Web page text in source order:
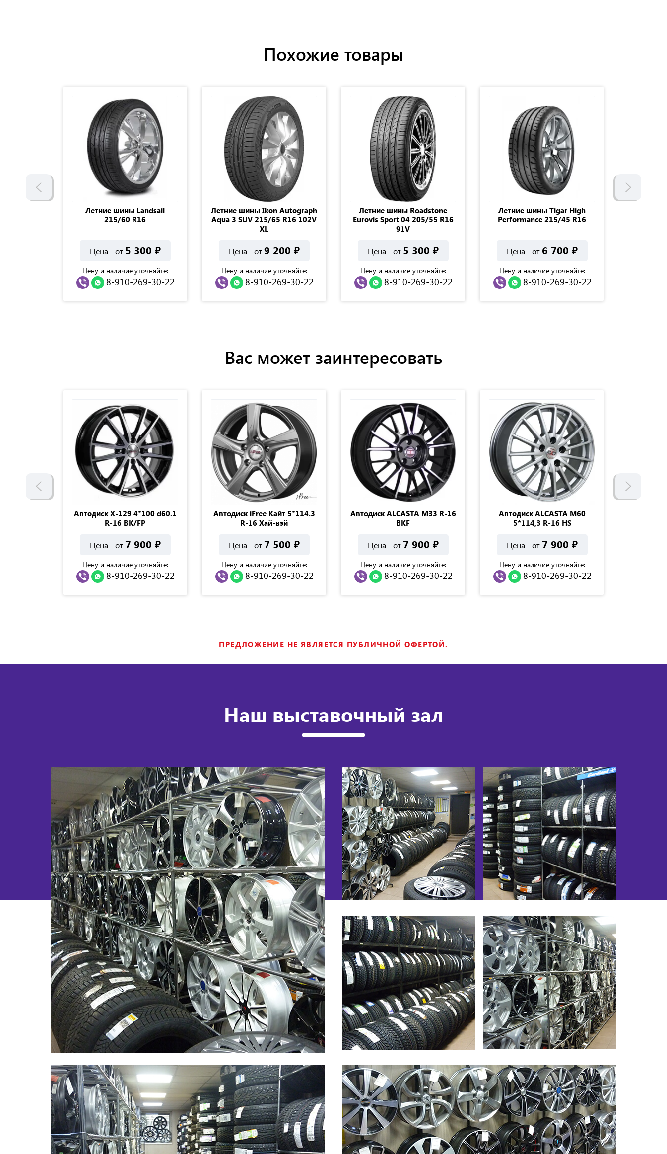
Похожие товары
Летние шины Landsail
215/60 R16
Цена - от 5 300 ₽
Цену и наличие уточняйте:
8-910-269-30-22
Летние шины Ikon Autograph
Aqua 3 SUV 215/65 R16 102V
XL
Цена - от9 200 ₽
Цену и наличие уточняйте:
8-910-269-30-22
Летние шины Roadstone
Eurovis Sport 04 205/55 R16
91V
Цена - от 5 300 ₽
Цену и наличие уточняйте:
8-910-269-30-22
Летние шины Tigar High
Performance 215/45 R16
Цена - от 6 700 ₽
Цену и наличие уточняйте:
8-910-269-30-22
Вас может заинтересовать
Автодиск Х-129 4*100 d60.1
R-16 BK/FP
Цена - от 7 900 ₽
Цену и наличие уточняйте:
8-910-269-30-22
Автодиск iFree Кайт 5*114.3
R-16 Хай-вэй
Цена - от 7 500 ₽
Цену и наличие уточняйте:
8-910-269-30-22
Автодиск ALCASTA M33 R-16
BKF
Цена - от 7 900 ₽
Цену и наличие уточняйте:
8-910-269-30-22
Автодиск ALCASTA M60
5*114,3 R-16 HS
Цена - от 7 900 ₽
Цену и наличие уточняйте:
8-910-269-30-22
ПРЕДЛОЖЕНИЕ НЕ ЯВЛЯЕТСЯ ПУБЛИЧНОЙ ОФЕРТОЙ.
Наш выставочный зал